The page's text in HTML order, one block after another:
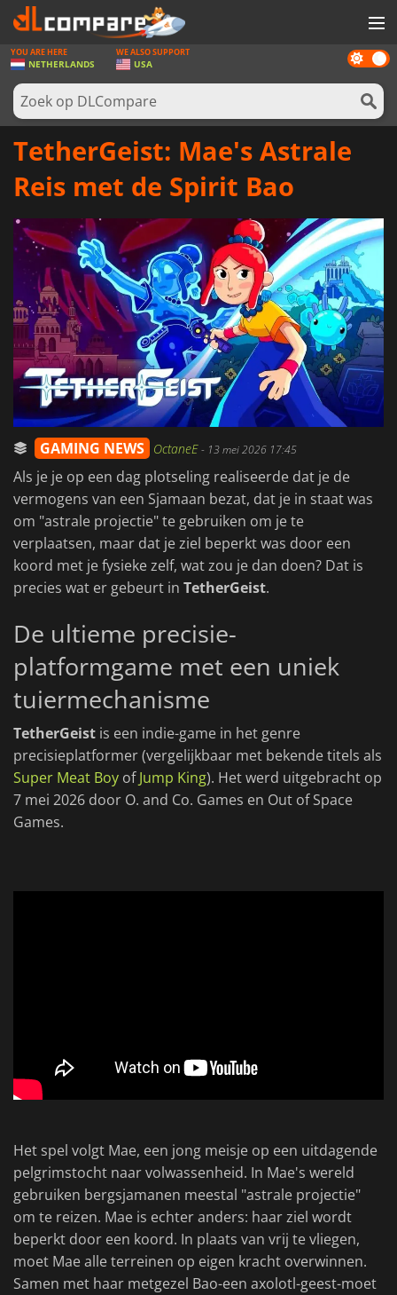
SPELLEN
GAME CARDS
SOFTWARE
LOG IN OF REGISTREER
Dark
mode
YOU ARE HERE
NETHERLANDS
WE ALSO SUPPORT
USA
TetherGeist: Mae's Astrale
Reis met de Spirit Bao
GAMING NEWS OctaneE- 13 mei 2026 17:45
Als je je op een dag plotseling realiseerde dat je de
vermogens van een Sjamaan bezat, dat je in staat was
om "astrale projectie" te gebruiken om je te
verplaatsen, maar dat je ziel beperkt was door een
koord met je fysieke zelf, wat zou je dan doen? Dat is
precies wat er gebeurt in TetherGeist.
De ultieme precisie-
platformgame met een uniek
tuiermechanisme
TetherGeist is een indie-game in het genre
precisieplatformer (vergelijkbaar met bekende titels als
Super Meat Boy ofJump King). Het werd uitgebracht op
7 mei 2026 door O. and Co. Games en Out of Space
Games.
Het spel volgt Mae, een jong meisje op een uitdagende
pelgrimstocht naar volwassenheid. In Mae's wereld
gebruiken bergsjamanen meestal "astrale projectie"
om te reizen. Mae is echter anders: haar ziel wordt
beperkt door een koord. In plaats van vrij te vliegen,
moet Mae alle terreinen op eigen kracht overwinnen.
Samen met haar metgezel Bao-een axolotl-geest-moet